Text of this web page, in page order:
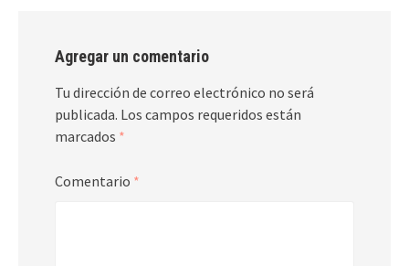
Agregar un comentario
Tu dirección de correo electrónico no será
publicada. Los campos requeridos están
marcados *
Comentario *